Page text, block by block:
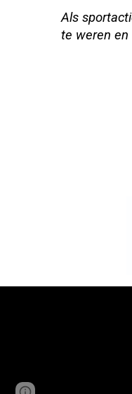
Als
te weren